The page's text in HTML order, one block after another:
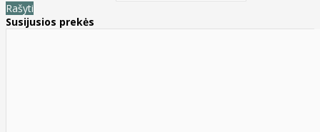
Rašyti
Susijusios prekės